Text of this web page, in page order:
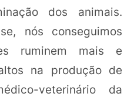
dos animais.
nós conseguimos
ruminem mais e
na produção de
veterinário da